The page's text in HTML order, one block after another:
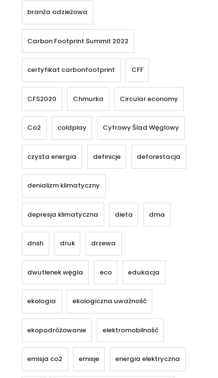
branża odzieżowa
Carbon Footprint Summit 2022
certyfikat carbonfootprint CFF
CFS2020 Chmurka Circular economy
Co2 coldplay Cyfrowy Ślad Węglowy
czysta energia definicje deforestacja
denializm klimatyczny
depresja klimatyczna dieta dma
dnsh druk drzewa
dwutlenek węgla eco edukacja
ekologia ekologiczna uważność
ekopodróżowanie elektromobilność
emisja co2 emisje energia elektryczna